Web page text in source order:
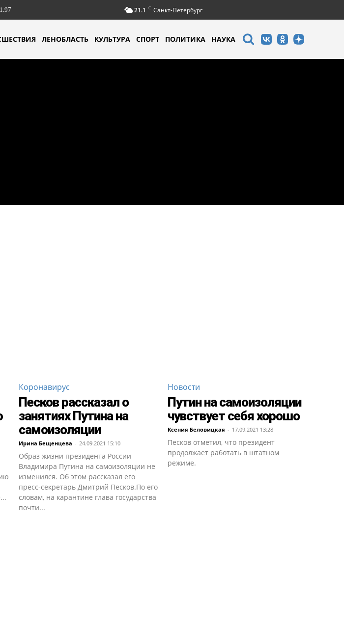
21.1 C Санкт-Петербург
ЛЕНОБЛАСТЬ КУЛЬТУРА СПОРТ ПОЛИТИКА НАУКА
Коронавирус
Песков рассказал о
занятиях Путина на
самоизоляции
Ирина Бещенцева - 24.09.2021 15:10
Образ жизни президента России
Владимира Путина на самоизоляции не
изменился. Об этом рассказал его
пресс-секретарь Дмитрий Песков.По его
словам, на карантине глава государства
почти...
Новости
Путин на самоизоляции
чувствует себя хорошо
Ксения Беловицкая - 17.09.2021 13:28
Песков отметил, что президент
продолжает работать в штатном
режиме.